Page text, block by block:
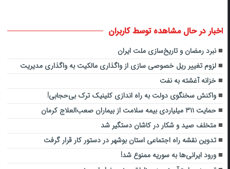
اخبار در حال مشاهده توسط کاربران
نبرد رمضان و تاریخ‌سازی ملت ایران
لزوم تغییر ریل خصوصی سازی از واگذاری مالکیت به واگذاری مدیریت
خزانه آغشته به نفت
واکنش سخنگوی دولت به راه اندازی کلینیک ترک بی‌حجابی!
حمایت ۳۱۱ میلیاردی بیمه سلامت از بیماران صعب‌العلاج کرمان
متخلف صید و شکار در کاشان دستگیر شد
تدوین نقشه راه اجتماعی استان بوشهر در دستور کار قرار گرفت
ورود ایرانی‌ها به سوریه ممنوع شد!